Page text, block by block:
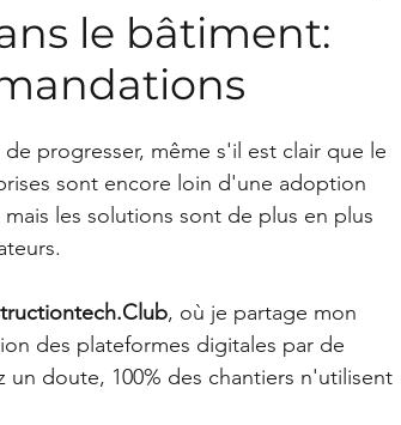
le bâtiment:
progresser, même s'il est clair que le
sont encore loin d'une adoption
les solutions sont de plus en plus
, où je partage mon
des plateformes digitales par de
un doute, 100% des chantiers n'utilisent